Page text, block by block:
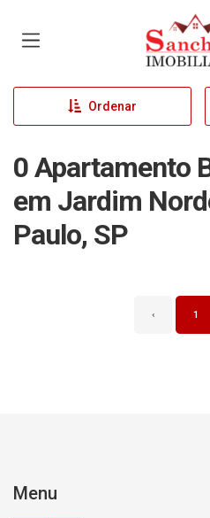
Página
Ordenar
0 Apartamento
em Jardim
Paulo, SP
‹ 1
Menu